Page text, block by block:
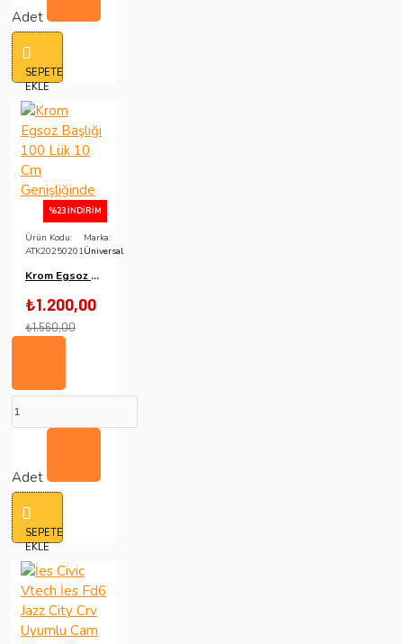
Adet
SEPETE
EKLE
%23 İNDIRIM
Ürün Kodu:
ATK20250201
Marka:
Üniversal
Krom Egsoz Başlığı 100 Lük 10 Cm Genişliğinde
₺1.200,00
₺1.560,00
Adet
SEPETE
EKLE